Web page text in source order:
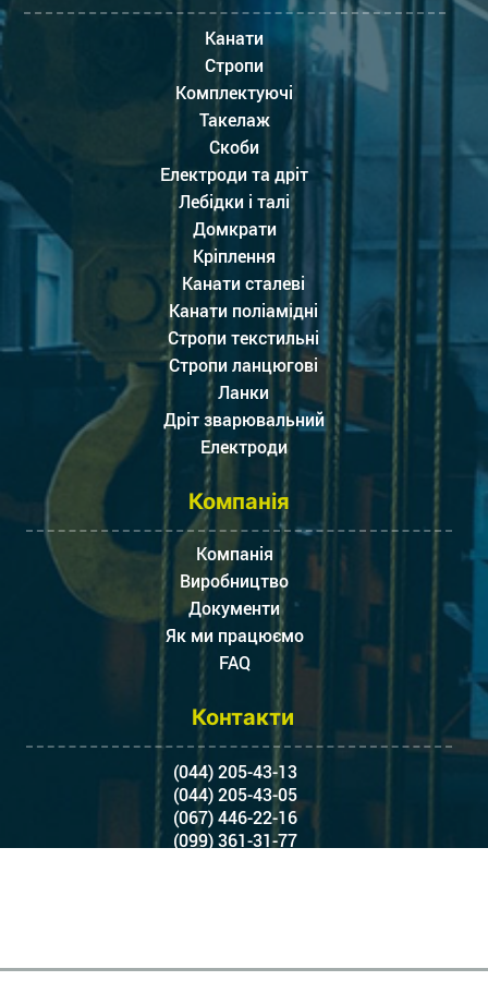
Канати
Стропи
Комплектуючі
Такелаж
Скоби
Електроди та дріт
Лебідки і талі
Домкрати
Кріплення
Канати сталеві
Канати поліамідні
Стропи текстильні
Стропи ланцюгові
Ланки
Дріт зварювальний
Електроди
Компанія
Компанія
Виробництво
Документи
Як ми працюємо
FAQ
Контакти
(044) 205-43-13
(044) 205-43-05
(067) 446-22-16
(099) 361-31-77